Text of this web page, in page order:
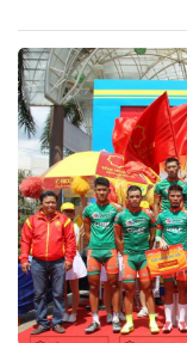
129 km